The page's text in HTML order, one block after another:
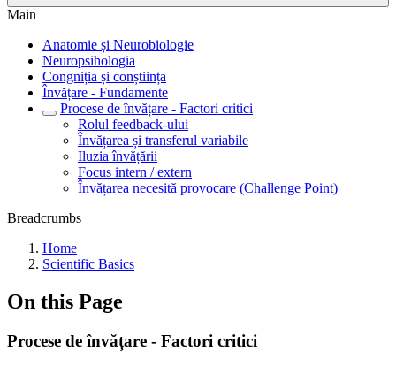
Main
Anatomie și Neurobiologie
Neuropsihologia
Congniția și conștiința
Învățare - Fundamente
Procese de învățare - Factori critici
Rolul feedback-ului
Învățarea și transferul variabile
Iluzia învățării
Focus intern / extern
Învățarea necesită provocare (Challenge Point)
Breadcrumbs
Home
Scientific Basics
On this Page
Procese de învățare - Factori critici